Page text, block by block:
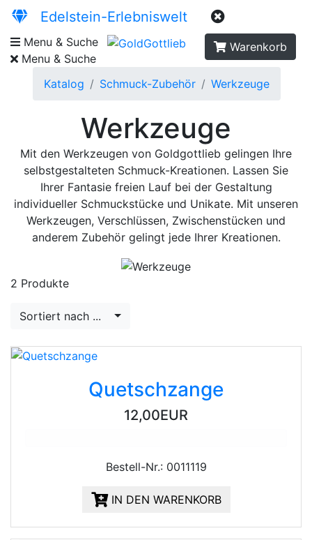
Edelstein-Erlebniswelt
Menu & Suche
Menu & Suche
Warenkorb
Katalog Schmuck-Zubehör Werkzeuge
Werkzeuge
Mit den Werkzeugen von Goldgottlieb gelingen Ihre
selbstgestalteten Schmuck-Kreationen. Lassen Sie
Ihrer Fantasie freien Lauf bei der Gestaltung
individueller Schmuckstücke und Unikate. Mit unseren
Werkzeugen, Verschlüssen, Zwischenstücken und
anderem Zubehör gelingt jede Ihrer Kreationen.
2 Produkte
Sortiert nach ...
Quetschzange
12,00EUR
Bestell-Nr.: 0011119
IN DEN WARENKORB